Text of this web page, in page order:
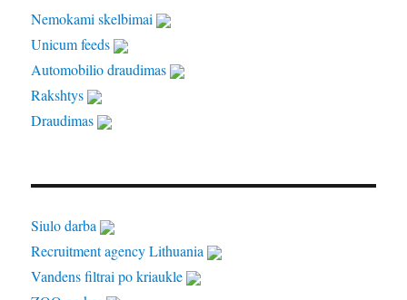
Nemokami skelbimai
Unicum feeds
Automobilio draudimas
Rakshtys
Draudimas
Siulo darba
Recruitment agency Lithuania
Vandens filtrai po kriaukle